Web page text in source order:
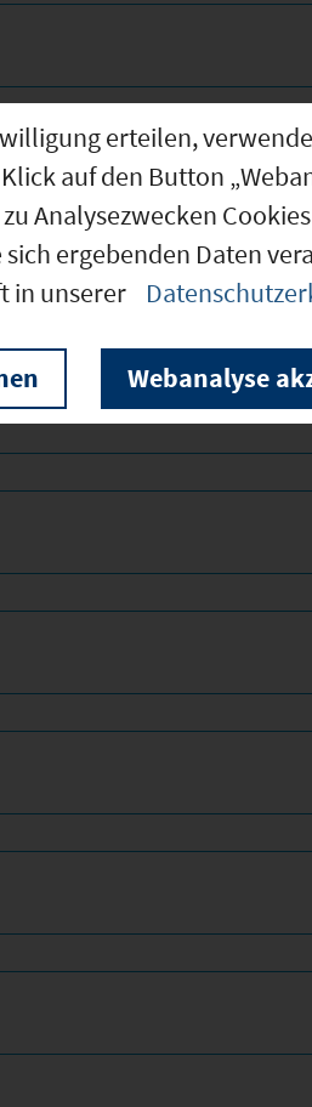
320
erteilen,
auf den Button
Analysezwecken
ergebenden Daten
in unserer
Webanalyse